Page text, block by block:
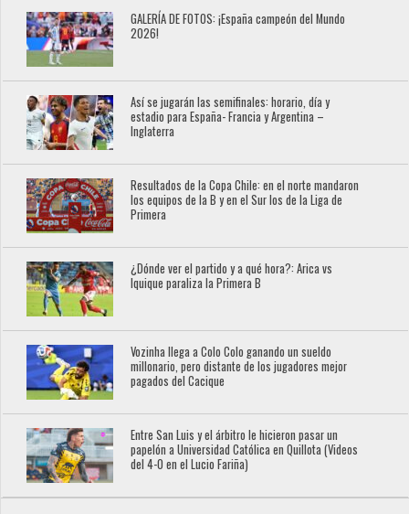
GALERÍA DE FOTOS: ¡España campeón del Mundo
2026!
Así se jugarán las semifinales: horario, día y
estadio para España- Francia y Argentina –
Inglaterra
Resultados de la Copa Chile: en el norte mandaron
los equipos de la B y en el Sur los de la Liga de
Primera
¿Dónde ver el partido y a qué hora?: Arica vs
Iquique paraliza la Primera B
Vozinha llega a Colo Colo ganando un sueldo
millonario, pero distante de los jugadores mejor
pagados del Cacique
Entre San Luis y el árbitro le hicieron pasar un
papelón a Universidad Católica en Quillota (Videos
del 4-0 en el Lucio Fariña)